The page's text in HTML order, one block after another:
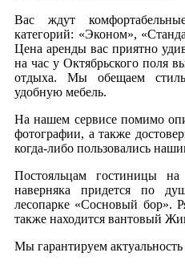
Вас ждут
категорий: «Эконом»,
Цена аренды вас приятно
на час у Октябрьского поля
отдыха. Мы обещаем
удобную мебель.
На нашем сервисе помимо
фотографии, а также
когда-либо пользовались
Постояльцам гостиницы
наверняка придется по
лесопарке «Сосновый бор».
также находится вантовый
Мы гарантируем